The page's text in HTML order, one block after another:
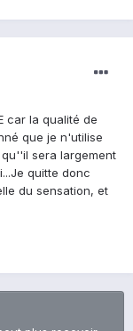
car la qualité de
que je n'utilise
sera largement
quitte donc
du sensation, et